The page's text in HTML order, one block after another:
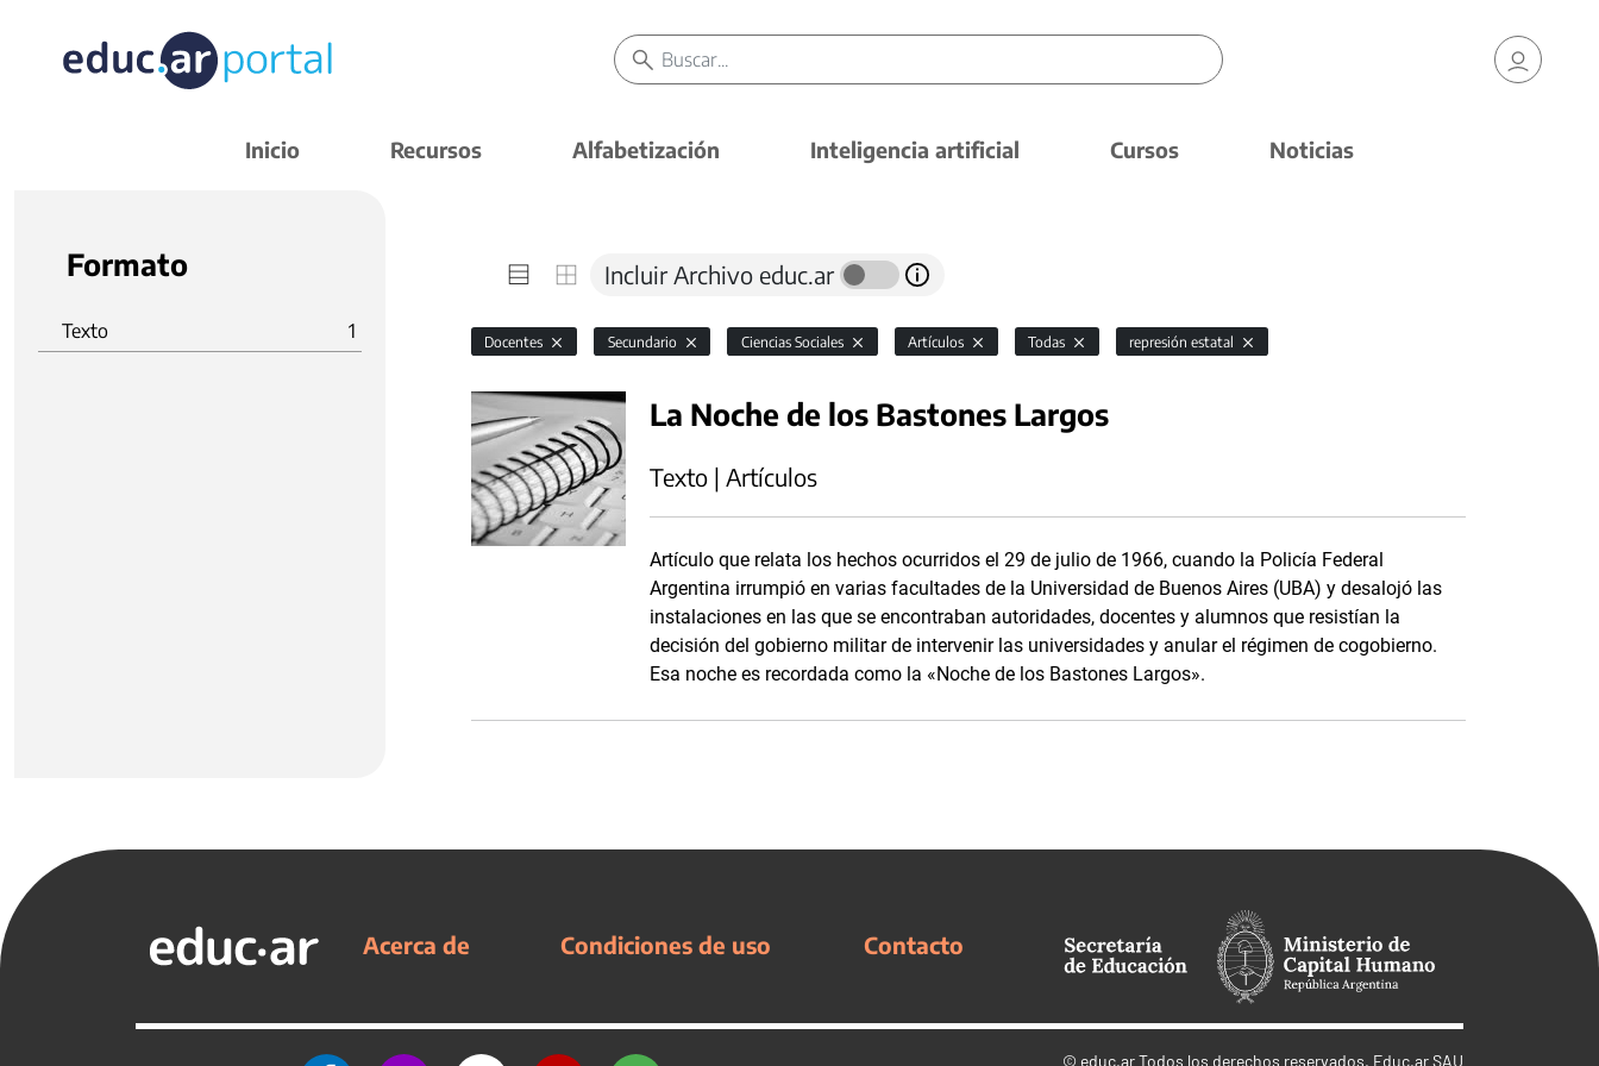
Inicio Recursos Alfabetización Inteligencia artificial Cursos Noticias
Formato
Texto 1
Incluir Archivo educ.ar
Docentes Secundario Ciencias Sociales Artículos Todas represión estatal
La Noche de los Bastones Largos
Texto | Artículos
Artículo que relata los hechos ocurridos el 29 de julio de 1966, cuando la Policía Federal
Argentina irrumpió en varias facultades de la Universidad de Buenos Aires (UBA) y desalojó las
instalaciones en las que se encontraban autoridades, docentes y alumnos que resistían la
decisión del gobierno militar de intervenir las universidades y anular el régimen de cogobierno.
Esa noche es recordada como la «Noche de los Bastones Largos».
Acerca de Condiciones de uso Contacto
© educ.arTodos los derechos reservados. Educ.ar SAU